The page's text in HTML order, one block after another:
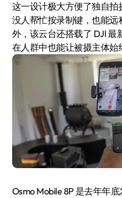
这一设计极大方便了独自
没人帮忙按录制键，也能
外，该云台还搭载了 DJI 最
在人群中也能让被摄主体始
Osmo Mobile 8P 是去年年